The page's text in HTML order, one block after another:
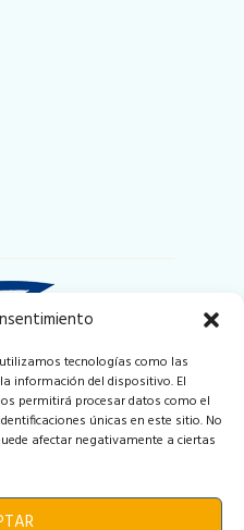
tecnologías como las
información del dispositivo. El
permitirá procesar datos como el
únicas en este sitio. No
afectar negativamente a ciertas
de Badalona